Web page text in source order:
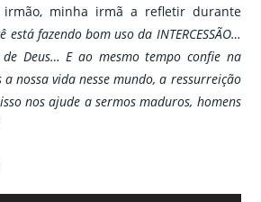
irmão, minha irmã a refletir durante
está fazendo bom uso da INTERCESSÃO…
Deus… E ao mesmo tempo confie na
nossa vida nesse mundo, a ressurreição
nos ajude a sermos maduros, homens